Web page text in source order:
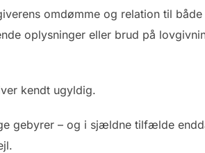
omdømme og relation til
oplysninger eller brud på
kendt ugyldig.
gebyrer – og i sjældne tilfælde